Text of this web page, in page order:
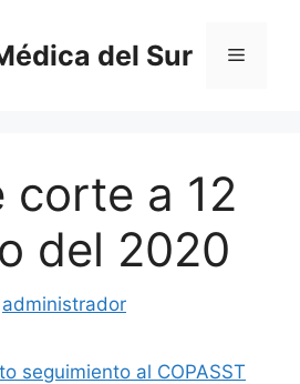
del Sur Menú
corte a 12
del 2020
administrador
seguimiento al COPASST